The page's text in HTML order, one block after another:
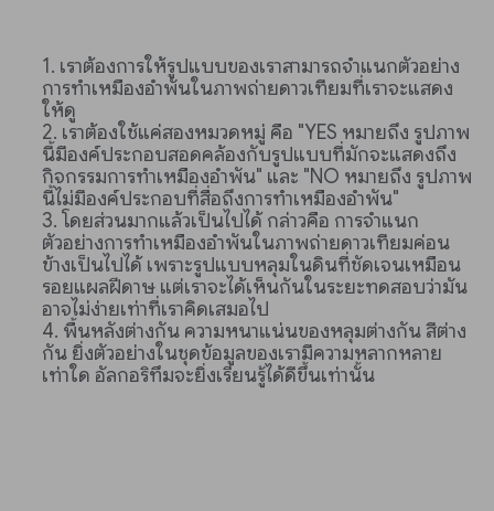
เราต้องการให้รูปแบบของเราสามารถจำแนกตัวอย่าง
การทำเหมืองอำพันในภาพถ่ายดาวเทียมที่เราจะแสดง
ให้ดู
เราต้องใช้แค่สองหมวดหมู่ คือ "YES หมายถึง รูปภาพ
นี้มีองค์ประกอบสอดคล้องกับรูปแบบที่มักจะแสดงถึง
กิจกรรมการทำเหมืองอำพัน" และ "NO หมายถึง รูปภาพ
นี้ไม่มีองค์ประกอบที่สื่อถึงการทำเหมืองอำพัน"
โดยส่วนมากแล้วเป็นไปได้ กล่าวคือ การจำแนก
ตัวอย่างการทำเหมืองอำพันในภาพถ่ายดาวเทียมค่อน
ข้างเป็นไปได้ เพราะรูปแบบหลุมในดินที่ชัดเจนเหมือน
รอยแผลฝีดาษ แต่เราจะได้เห็นกันในระยะทดสอบว่ามัน
อาจไม่ง่ายเท่าที่เราคิดเสมอไป
พื้นหลังต่างกัน ความหนาแน่นของหลุมต่างกัน สีต่าง
กัน ยิ่งตัวอย่างในชุดข้อมูลของเรามีความหลากหลาย
เท่าใด อัลกอริทึมจะยิ่งเรียนรู้ได้ดีขึ้นเท่านั้น